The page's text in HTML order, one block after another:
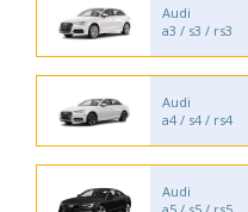
Audi
a3 / s3 / rs3
Audi
a4 / s4 / rs4
Audi